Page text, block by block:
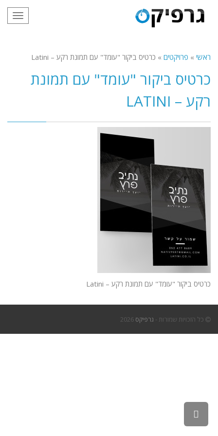
ראשי » פרויקטים » כרטיס ביקור "עומד" עם תמונת רקע – Latini
כרטיס ביקור "עומד" עם תמונת
רקע – LATINI
כרטיס ביקור "עומד" עם תמונת רקע – Latini
כל הזכויות שמורות - גרפיקס
גלילה
לראש